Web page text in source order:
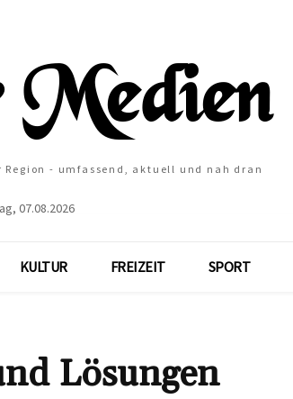
- umfassend, aktuell und nah dran
07.08.2026
KULTUR FREIZEIT SPORT
Lösungen